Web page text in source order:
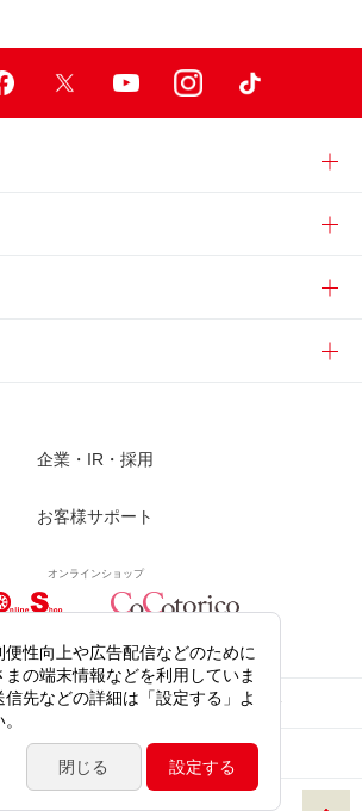
企業・IR・採用
お客様サポート
オンラインショップ
て プライバシーポリシー
サイトマップ